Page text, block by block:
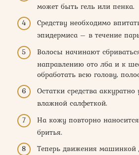
может быть гель или пенка.
Средству необходимо
эпидермиса – в течение
Волосы начинают
направлению ото лба и к
обработать всю голову,
Остатки средства
влажной салфеткой.
На кожу повторно
бритья.
Теперь движения